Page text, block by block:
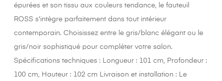
épurées et son tissu aux couleurs tendance, le fauteuil
ROSS s'intègre parfaitement dans tout intérieur
contemporain. Choisissez entre le gris/blanc élégant ou le
gris/noir sophistiqué pour compléter votre salon.
Spécifications techniques : Longueur : 101 cm, Profondeur :
100 cm, Hauteur : 102 cm Livraison et installation : Le